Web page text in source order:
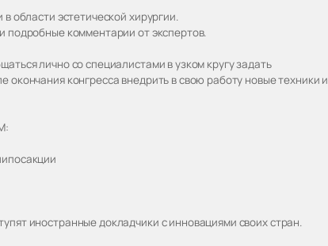
области эстетической хирургии.
подробные комментарии от экспертов.
лично со специалистами в узком кругу задать
окончания конгресса внедрить в свою работу новые техники и
иностранные докладчики с инновациями своих стран.